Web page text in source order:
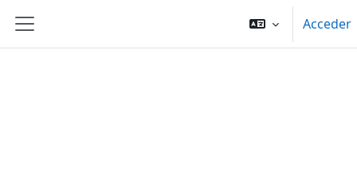
Panel lateral
Acceder